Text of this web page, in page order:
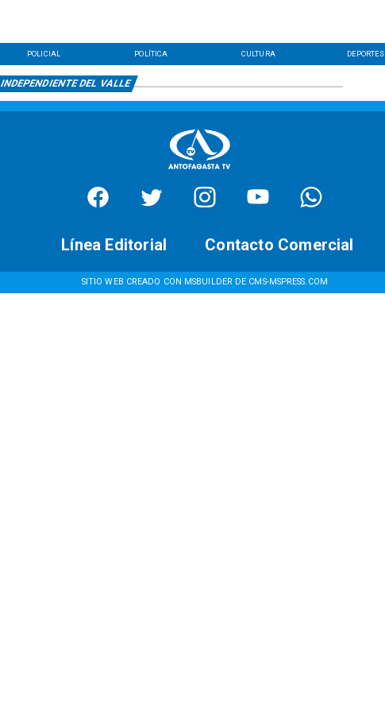
POLICIAL POLÍTICA CULTURA DEPORTES
INDEPENDIENTE DEL VALLE
SITIO WEB CREADO CON MSBUILDER DE CMS-MSPRESS.COM
Contacto Comercial
Línea Editorial